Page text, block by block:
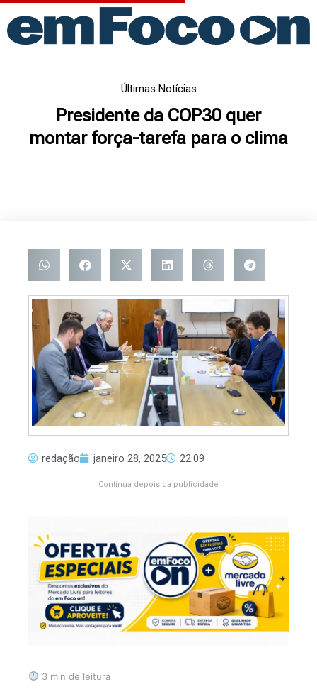
para
Últimas Notícias
Presidente da COP30 quer
montar força-tarefa para o clima
redação janeiro 28, 2025 22:09
Continua depois da publicidade
3 min de leitura